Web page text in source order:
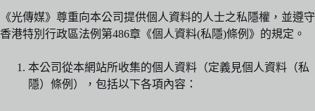
《光傳媒》尊重向本公司提供個人資料的人士之私隱權，並遵守
香港特別行政區法例第486章《個人資料(私隱)條例》的規定。
本公司從本網站所收集的個人資料（定義見個人資料（私
隱）條例），包括以下各項內容：